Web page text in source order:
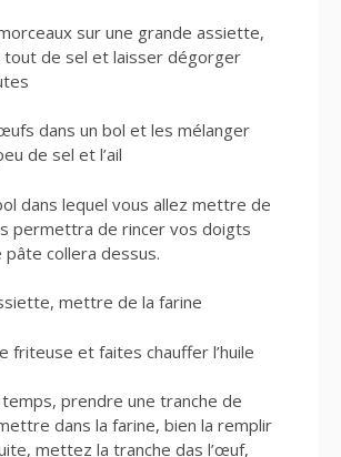
sur une grande assiette,
tout de sel et laisser dégorger
dans un bol et les mélanger
de sel et l’ail
dans lequel vous allez mettre de
permettra de rincer vos doigts
collera dessus.
mettre de la farine
friteuse et faites chauffer l’huile
prendre une tranche de
dans la farine, bien la remplir
mettez la tranche das l’œuf,